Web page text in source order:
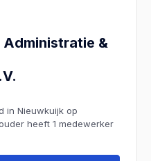
Administratie &
in Nieuwkuijk op
heeft 1 medewerker